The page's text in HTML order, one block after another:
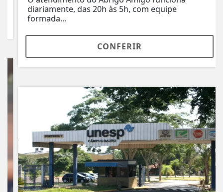
diariamente, das 20h às 5h, com equipe
formada...
CONFERIR